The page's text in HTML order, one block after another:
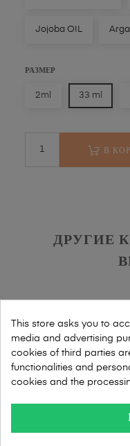
Jojoba OIL
РАЗМЕР
2ml 33 ml
В
ДРУГИЕ
This store asks you to
media and advertising
cookies of third parties
functionalities and
cookies and the